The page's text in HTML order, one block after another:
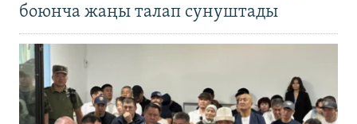
боюнча жаңы талап сунуштады